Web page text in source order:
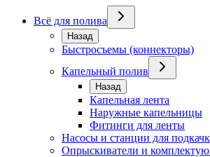
Всё для полива
Назад
Быстросъемы (коннекторы)
Капельный полив
Назад
Капельная лента
Наружные капельницы
Фитинги для ленты
Насосы и станции для
Опрыскиватели и